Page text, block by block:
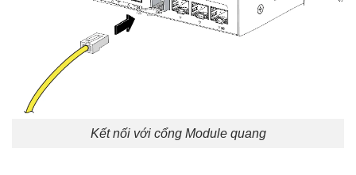
Kết nối với cổng Module quang